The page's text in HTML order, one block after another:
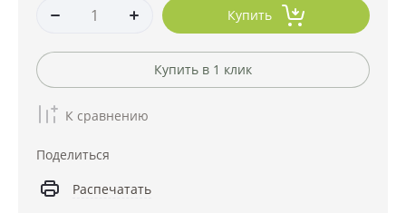
Купить
Купить в 1 клик
К сравнению
Поделиться
Распечатать